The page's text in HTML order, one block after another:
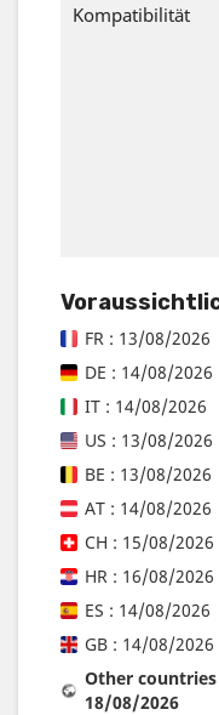
Kompatibilität
FR : 13/08/2026
DE : 14/08/2026
IT : 14/08/2026
US : 13/08/2026
BE : 13/08/2026
AT : 14/08/2026
CH : 15/08/2026
HR : 16/08/2026
ES : 14/08/2026
GB : 14/08/2026
Other
18/08/2026